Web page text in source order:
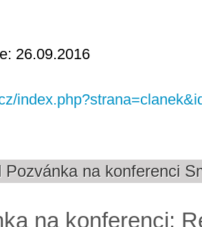
26.09.2016
Pozvánka na konferenci
na konferenci: